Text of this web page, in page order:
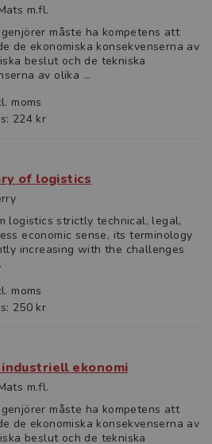
m.fl.
måste ha kompetens att
de ekonomiska konsekvenserna av
beslut och de tekniska
av olika ...
moms
224 kr
of logistics
logistics strictly technical, legal,
economic sense, its terminology
increasing with the challenges
moms
250 kr
ekonomi
m.fl.
måste ha kompetens att
de ekonomiska konsekvenserna av
beslut och de tekniska